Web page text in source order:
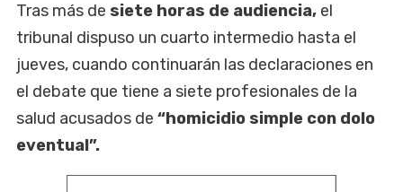
Tras más de siete horas de audiencia, el
tribunal dispuso un cuarto intermedio hasta el
jueves, cuando continuarán las declaraciones en
el debate que tiene a siete profesionales de la
salud acusados de “homicidio simple con dolo
eventual”.